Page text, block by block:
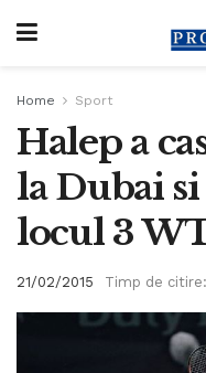
Home Sport
Halep a
la Dubai
locul 3
21/02/2015 Timp de